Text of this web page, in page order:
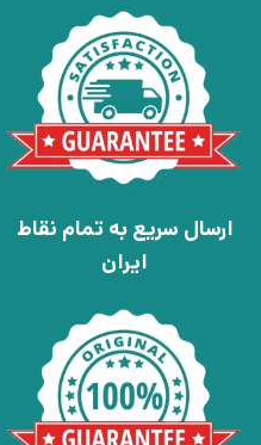
ارسال سریع به تمام نقاط
ایران